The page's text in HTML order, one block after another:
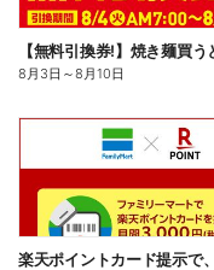
8月3日 ～8月10日